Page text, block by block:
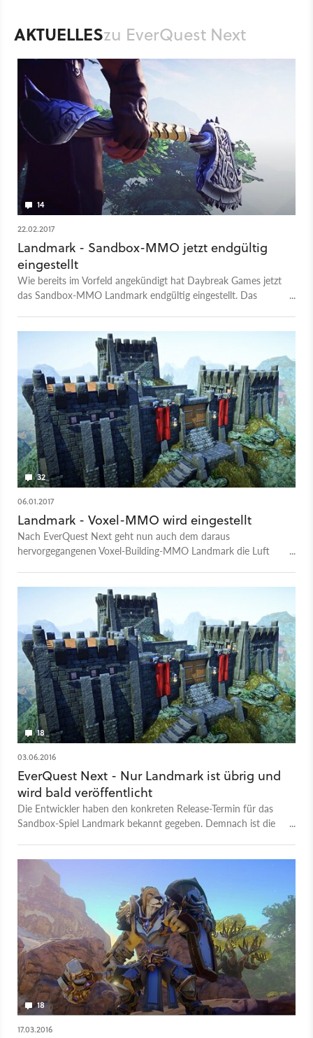
AKTUELLESzu EverQuest Next
14
22.02.2017
Landmark - Sandbox-MMO jetzt endgültig
eingestellt
Wie bereits im Vorfeld angekündigt hat Daybreak Games jetzt
das Sandbox-MMO Landmark endgültig eingestellt. Das
32
06.01.2017
Landmark - Voxel-MMO wird eingestellt
Nach EverQuest Next geht nun auch dem daraus
hervorgegangenen Voxel-Building-MMO Landmark die Luft
18
03.06.2016
EverQuest Next - Nur Landmark ist übrig und
wird bald veröffentlicht
Die Entwickler haben den konkreten Release-Termin für das
Sandbox-Spiel Landmark bekannt gegeben. Demnach ist die
18
17.03.2016